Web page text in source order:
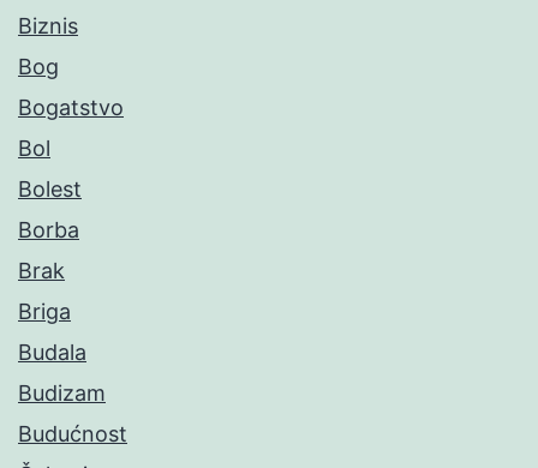
Biznis
Bog
Bogatstvo
Bol
Bolest
Borba
Brak
Briga
Budala
Budizam
Budućnost